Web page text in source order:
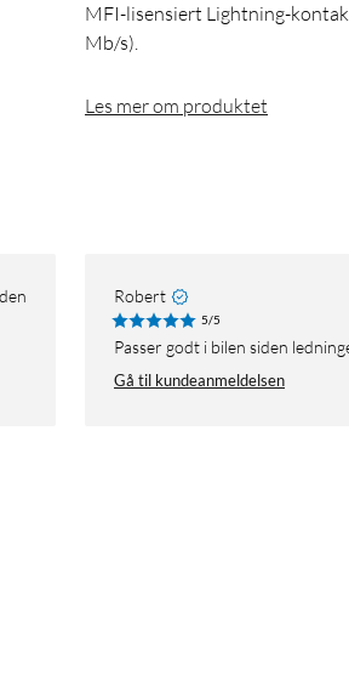
MFI-lisensiert Lightning-
Mb/s).
Les mer om produktet
Robert
5/5
Passer godt i bilen siden
Gå til kundeanmeldelsen